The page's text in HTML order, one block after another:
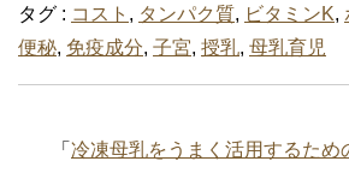
タグ : コスト , タンパク質, ビタミンK,
便秘, 免疫成分, 子宮, 授乳, 母乳育児
「 冷凍母乳をうまく活用するため